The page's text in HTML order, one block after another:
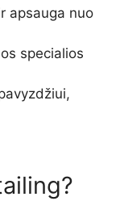
apsauga nuo
specialios